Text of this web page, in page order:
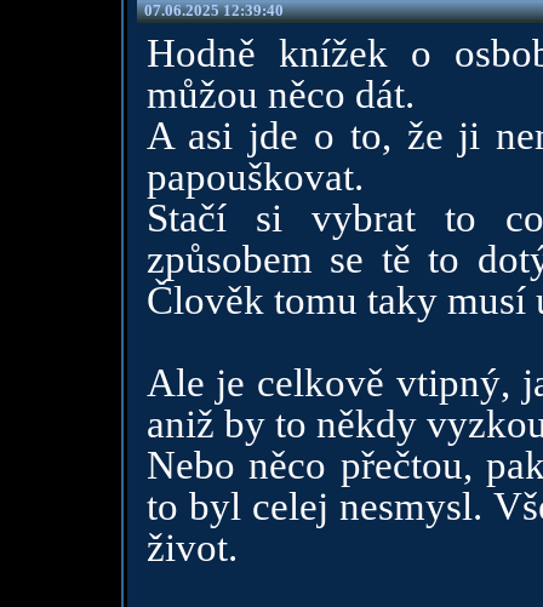
07.06.2025 12:39:40
Hodně knížek o
můžou něco dát.
A asi jde o to, že ji
papouškovat.
Stačí si vybrat to
způsobem se tě to
Člověk tomu taky musí
Ale je celkově vtipný,
aniž by to někdy
Nebo něco přečtou,
to byl celej nesmysl.
život.